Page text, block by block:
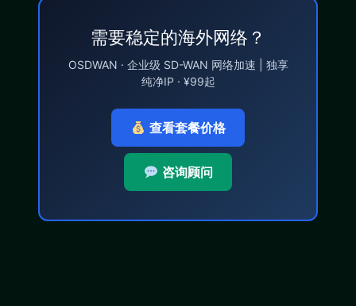
需要稳定的海外网络？
OSDWAN · 企业级 SD-WAN 网络加速 | 独享
纯净IP · ¥99起
查看套餐价格
咨询顾问